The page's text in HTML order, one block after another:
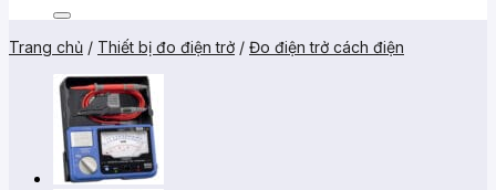
Trang chủ / Thiết bị đo điện trở / Đo điện trở cách điện